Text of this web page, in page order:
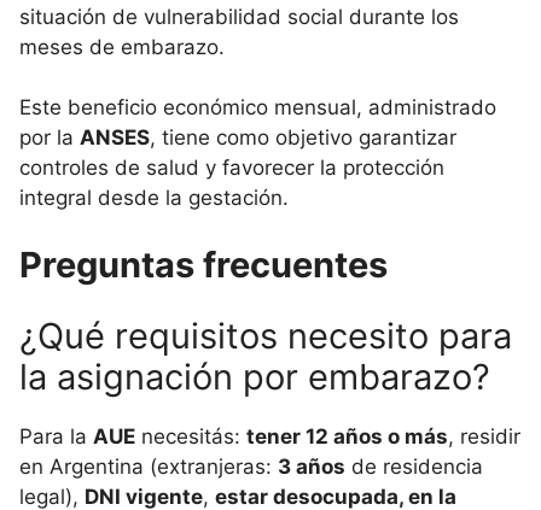
situación de vulnerabilidad social durante los
meses de embarazo.
Este beneficio económico mensual, administrado
por la ANSES, tiene como objetivo garantizar
controles de salud y favorecer la protección
integral desde la gestación.
Preguntas frecuentes
¿Qué requisitos necesito para
la asignación por embarazo?
Para la AUE necesitás: tener 12 años o más, residir
en Argentina (extranjeras: 3 años de residencia
legal), DNI vigente, estar desocupada, en la